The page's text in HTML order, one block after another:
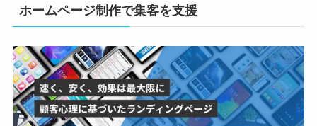
ホームページ制作で集客を支援